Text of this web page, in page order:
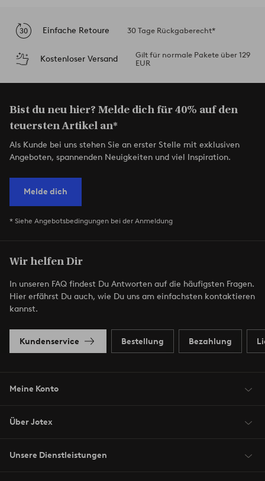
Einfache Retoure 30 Tage Rückgaberecht*
Kostenloser Versand
Gilt für normale Pakete über 129
EUR
Bist du neu hier? Melde dich für 40% auf den
teuersten Artikel an*
Als Kunde bei uns stehen Sie an erster Stelle mit exklusiven
Angeboten, spannenden Neuigkeiten und viel Inspiration.
Melde dich
* Siehe Angebotsbedingungen bei der Anmeldung
Wir helfen Dir
In unseren FAQ findest Du Antworten auf die häufigsten Fragen.
Hier erfährst Du auch, wie Du uns am einfachsten kontaktieren
kannst.
Kundenservice Bestellung Bezahlung
Meine Konto
Über Jotex
Unsere Dienstleistungen